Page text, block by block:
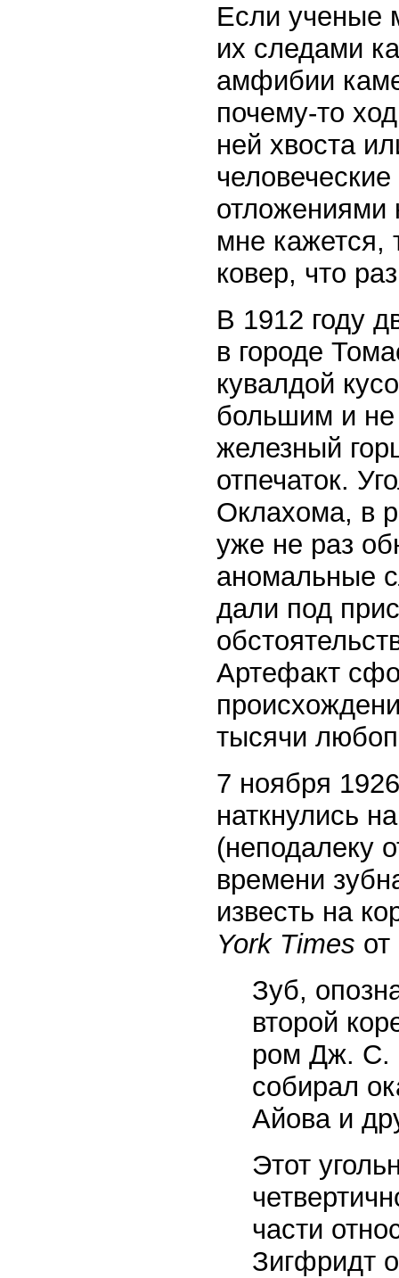
Если ученые
их следами
амфибии
почему-то
ней хвоста
отложениями
мне кажется,
ковер, что
В 1912 году
в городе
кувалдой
большим и не
железный
отпечаток.
Оклахома, в
уже не раз
аномальные
дали под
Артефакт
тысячи
7 ноября
наткнулись
(неподалеку
времени
известь на
York Times
Зуб,
второй
ром Дж. С.
собирал
Айова и
Этот
части
Зигфридт